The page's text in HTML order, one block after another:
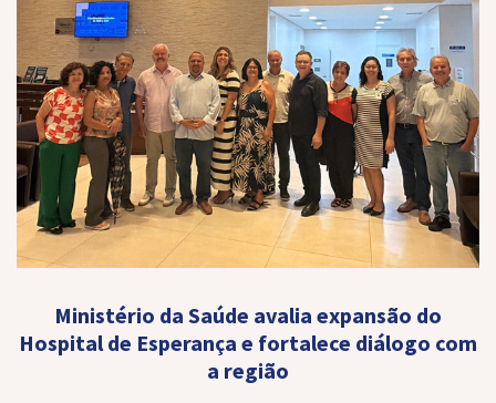
Ministério da Saúde avalia expansão do
Hospital de Esperança e fortalece diálogo com
a região